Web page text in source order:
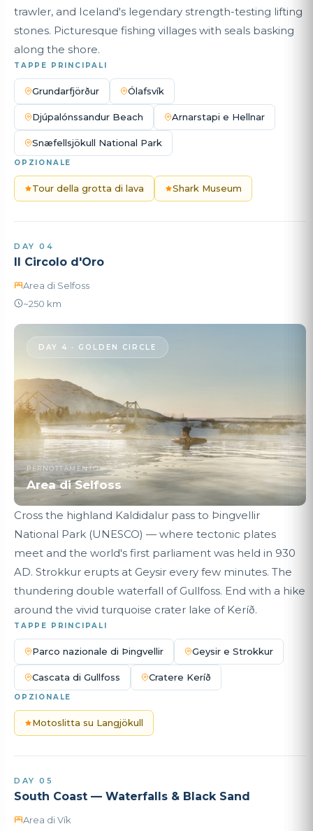
trawler, and Iceland's legendary strength-testing lifting
stones. Picturesque fishing villages with seals basking
along the shore.
TAPPE PRINCIPALI
Grundarfjörður Ólafsvík
Djúpalónssandur Beach Arnarstapi e Hellnar
Snæfellsjökull National Park
OPZIONALE
Tour della grotta di lava Shark Museum
DAY 04
Il Circolo d'Oro
Area di Selfoss
~250 km
DAY 4 · GOLDEN CIRCLE
PERNOTTAMENTO
Area di Selfoss
Cross the highland Kaldidalur pass to Þingvellir
National Park (UNESCO) — where tectonic plates
meet and the world's first parliament was held in 930
AD. Strokkur erupts at Geysir every few minutes. The
thundering double waterfall of Gullfoss. End with a hike
around the vivid turquoise crater lake of Keríð.
TAPPE PRINCIPALI
Parco nazionale di Þingvellir Geysir e Strokkur
Cascata di Gullfoss Cratere Keríð
OPZIONALE
Motoslitta su Langjökull
DAY 05
South Coast — Waterfalls & Black Sand
Area di Vík